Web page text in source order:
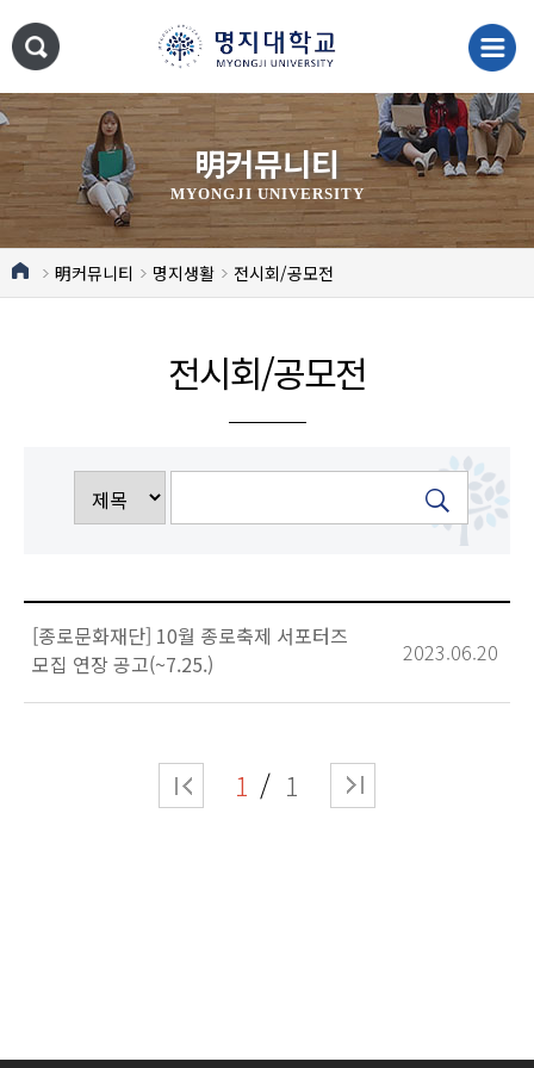
明커뮤니티
MYONGJI UNIVERSITY
明커뮤니티 명지생활 전시회/공모전
전시회/공모전
[종로문화재단] 10월 종로축제 서포터즈
모집 연장 공고(~7.25.)
2023.06.20
1 1